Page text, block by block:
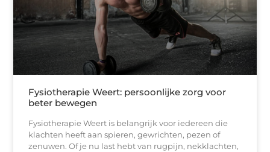
Fysiotherapie Weert: persoonlijke zorg voor
beter bewegen
Fysiotherapie Weert is belangrijk voor iedereen die
klachten heeft aan spieren, gewrichten, pezen of
zenuwen. Of je nu last hebt van rugpijn, nekklachten,